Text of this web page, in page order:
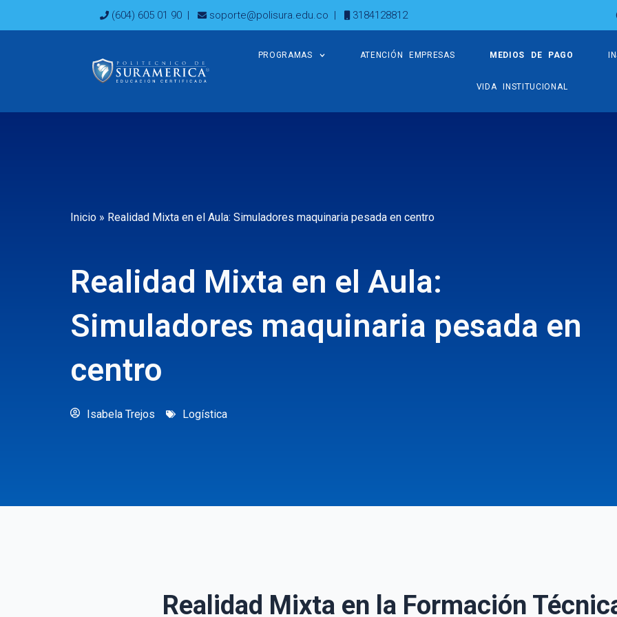
(604) 605 01 90 | soporte@polisura.edu.co | 3184128812
PROGRAMAS ATENCIÓN EMPRESAS MEDIOS DE PAGO
VIDA INSTITUCIONAL
Inicio » Realidad Mixta en el Aula: Simuladores maquinaria pesada en centro
Realidad Mixta en el Aula:
Simuladores maquinaria pesada en
centro
Isabela Trejos Logística
Realidad Mixta en la Formación